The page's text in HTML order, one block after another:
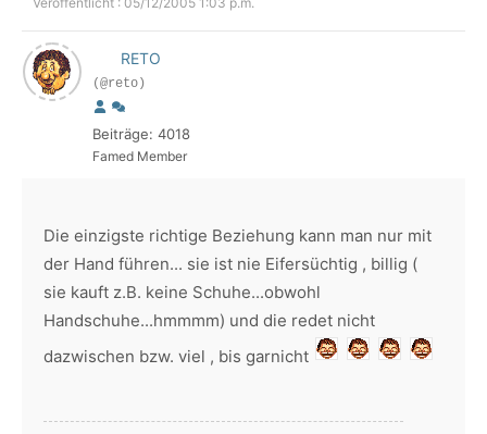
RETO
(@reto)
Beiträge: 4018
Famed Member
Die einzigste richtige Beziehung kann man nur mit
der Hand führen... sie ist nie Eifersüchtig , billig (
sie kauft z.B. keine Schuhe...obwohl
Handschuhe...hmmmm) und die redet nicht
dazwischen bzw. viel , bis garnicht